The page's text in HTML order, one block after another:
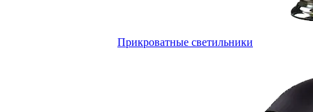
Прикроватные светильники